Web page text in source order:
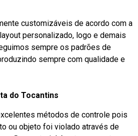
customizáveis de acordo com a
personalizado, logo e demais
sempre os padrões de
sempre com qualidade e
do Tocantins
métodos de controle pois
ou objeto foi violado através de